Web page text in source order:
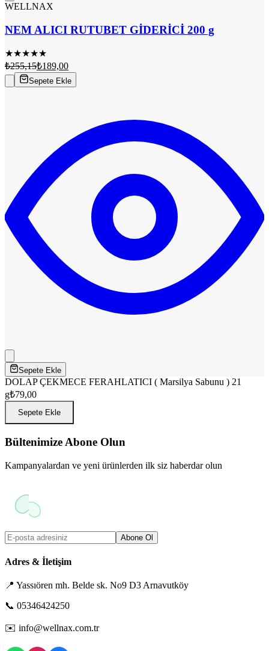
WELLNAX
NEM ALICI RUTUBET GİDERİCİ 200 g
★★★★★
₺255,15₺189,00
Sepete Ekle
Sepete Ekle
DOLAP ÇEKMECE FERAHLATICI ( Marsilya Sabunu ) 21
g₺79,00
Sepete Ekle
Bültenimize Abone Olun
Kampanyalardan ve yeni ürünlerden ilk siz haberdar olun
Abone Ol
Adres & İletişim
📍 Yassıören mh. Belde sk. No9 D3 Arnavutköy
📞 05346424250
✉️ info@wellnax.com.tr